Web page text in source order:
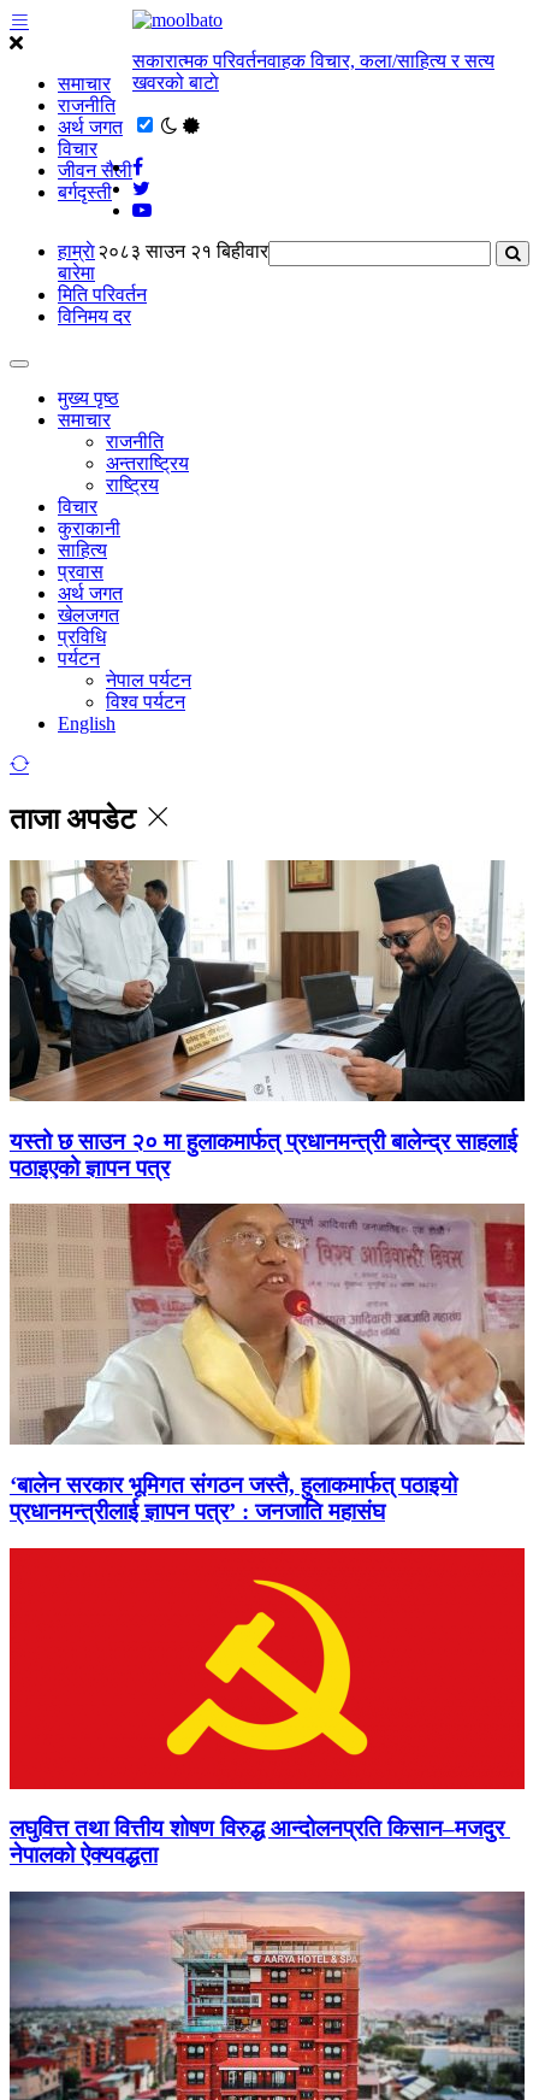
समाचार
राजनीति
अर्थ जगत
विचार
जीवन सैली
बर्गदृस्ती
सकारात्मक परिवर्तनवाहक विचार, कला/साहित्य र सत्य
खवरको बाटाे
२०८३ साउन २१ बिहीवार
हाम्राे
बारेमा
मिति परिवर्तन
विनिमय दर
मुख्य पृष्ठ
समाचार
राजनीति
अन्तराष्ट्रिय
राष्ट्रिय
विचार
कुराकानी
साहित्य
प्रवास
अर्थ जगत
खेलजगत
प्रविधि
पर्यटन
नेपाल पर्यटन
विश्व पर्यटन
English
ताजा अपडेट
यस्तो छ साउन २० मा हुलाकमार्फत् प्रधानमन्त्री बालेन्द्र साहलाई
पठाइएको ज्ञापन पत्र
‘बालेन सरकार भूमिगत संगठन जस्तै, हुलाकमार्फत् पठाइयो
प्रधानमन्त्रीलाई ज्ञापन पत्र’ : जनजाति महासंघ
लघुवित्त तथा वित्तीय शोषण विरुद्ध आन्दोलनप्रति किसान–मजदुर
नेपालको ऐक्यवद्धता